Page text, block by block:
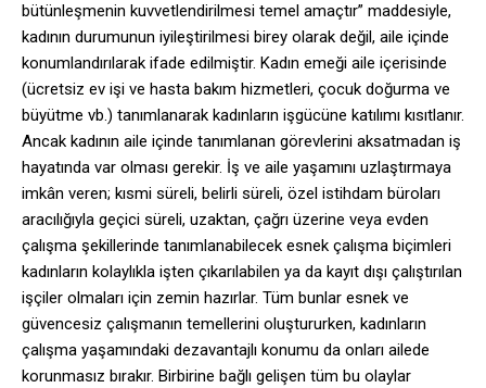
bütünleşmenin kuvvetlendirilmesi temel amaçtır” maddesiyle,
kadının durumunun iyileştirilmesi birey olarak değil, aile içinde
konumlandırılarak ifade edilmiştir. Kadın emeği aile içerisinde
(ücretsiz ev işi ve hasta bakım hizmetleri, çocuk doğurma ve
büyütme vb.) tanımlanarak kadınların işgücüne katılımı kısıtlanır.
Ancak kadının aile içinde tanımlanan görevlerini aksatmadan iş
hayatında var olması gerekir. İş ve aile yaşamını uzlaştırmaya
imkân veren; kısmi süreli, belirli süreli, özel istihdam büroları
aracılığıyla geçici süreli, uzaktan, çağrı üzerine veya evden
çalışma şekillerinde tanımlanabilecek esnek çalışma biçimleri
kadınların kolaylıkla işten çıkarılabilen ya da kayıt dışı çalıştırılan
işçiler olmaları için zemin hazırlar. Tüm bunlar esnek ve
güvencesiz çalışmanın temellerini oluştururken, kadınların
çalışma yaşamındaki dezavantajlı konumu da onları ailede
korunmasız bırakır. Birbirine bağlı gelişen tüm bu olaylar